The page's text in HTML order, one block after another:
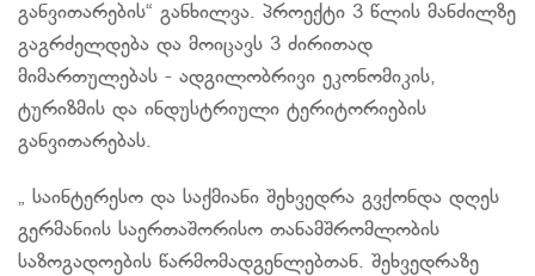
განვითარების“ განხილვა. პროექტი 3 წლის მანძილზე
გაგრძელდება და მოიცავს 3 ძირითად
მიმართულებას - ადგილობრივი ეკონომიკის,
ტურიზმის და ინდუსტრიული ტერიტორიების
განვითარებას.
„ საინტერესო და საქმიანი შეხვედრა გვქონდა დღეს
გერმანიის საერთაშორისო თანამშრომლობის
საზოგადოების წარმომადგენლებთან. შეხვედრაზე